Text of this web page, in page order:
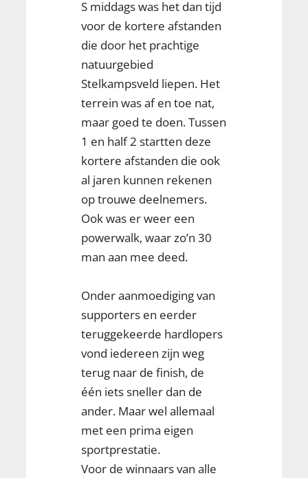
S middags was het dan tijd
voor de kortere afstanden
die door het prachtige
natuurgebied
Stelkampsveld liepen. Het
terrein was af en toe nat,
maar goed te doen. Tussen
1 en half 2 startten deze
kortere afstanden die ook
al jaren kunnen rekenen
op trouwe deelnemers.
Ook was er weer een
powerwalk, waar zo’n 30
man aan mee deed.
Onder aanmoediging van
supporters en eerder
teruggekeerde hardlopers
vond iedereen zijn weg
terug naar de finish, de
één iets sneller dan de
ander. Maar wel allemaal
met een prima eigen
sportprestatie.
Voor de winnaars van alle